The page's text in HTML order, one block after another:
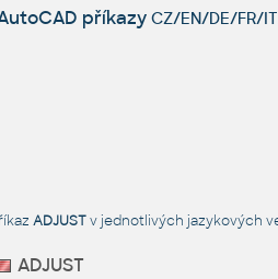
příkazy CZ/EN/DE/FR/
ADJUSTv jednotlivých jazykových
ADJUST